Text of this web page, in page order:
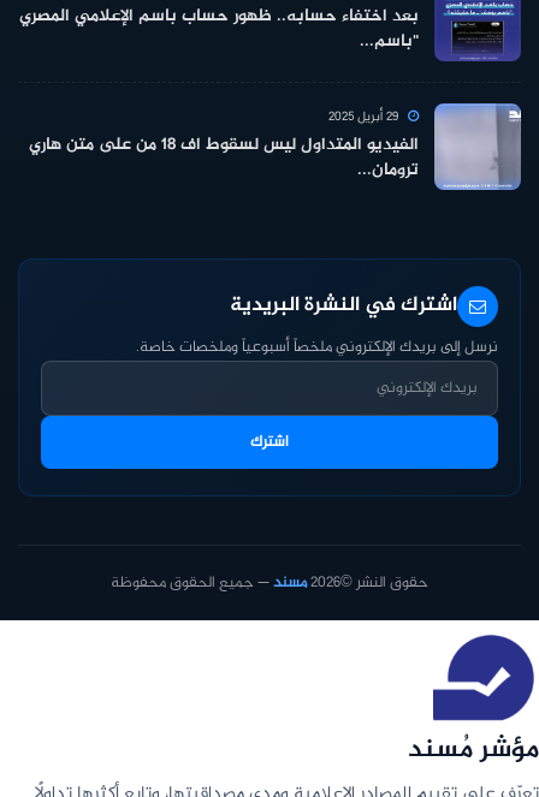
بعد اختفاء حسابه.. ظهور حساب باسم الإعلامي المصري
"باسم...
الفيديو المتداول ليس لسقوط اف 18 من على متن هاري
ترومان...
اشترك في النشرة البريدية
نرسل إلى بريدك الإلكتروني ملخصاً أسبوعياً وملخصات خاصة.
اشترك
حقوق النشر ©2026 مسند— جميع الحقوق محفوظة
مؤشر مُسند